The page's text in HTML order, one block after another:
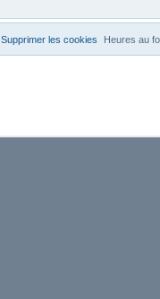
Heures au
Supprimer les cookies